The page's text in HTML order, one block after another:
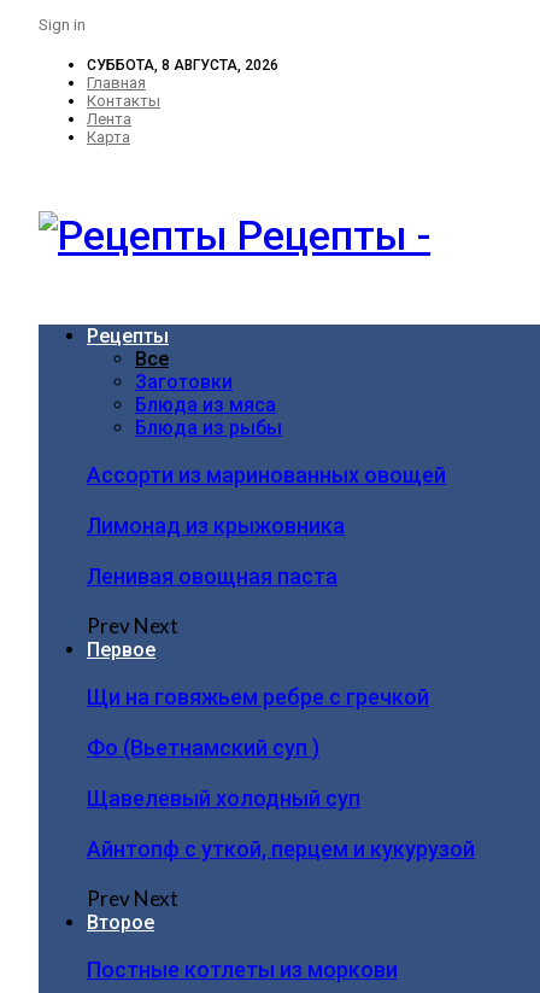
Sign in
СУББОТА, 8 АВГУСТА, 2026
Главная
Контакты
Лента
Карта
Рецепты -
Рецепты
Все
Заготовки
Блюда из мяса
Блюда из рыбы
Ассорти из маринованных овощей
Лимонад из крыжовника
Ленивая овощная паста
PrevNext
Первое
Щи на говяжьем ребре с гречкой
Фо (Вьетнамский суп )
Щавелевый холодный суп
Айнтопф с уткой, перцем и кукурузой
PrevNext
Второе
Постные котлеты из моркови